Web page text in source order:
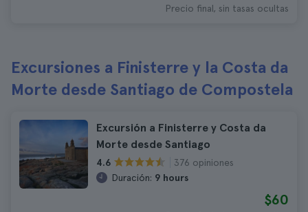
Precio final, sin tasas ocultas
Excursiones a Finisterre y la Costa da
Morte desde Santiago de Compostela
Excursión a Finisterre y Costa da
Morte desde Santiago
4.6
376 opiniones
Duración: 9 hours
$60